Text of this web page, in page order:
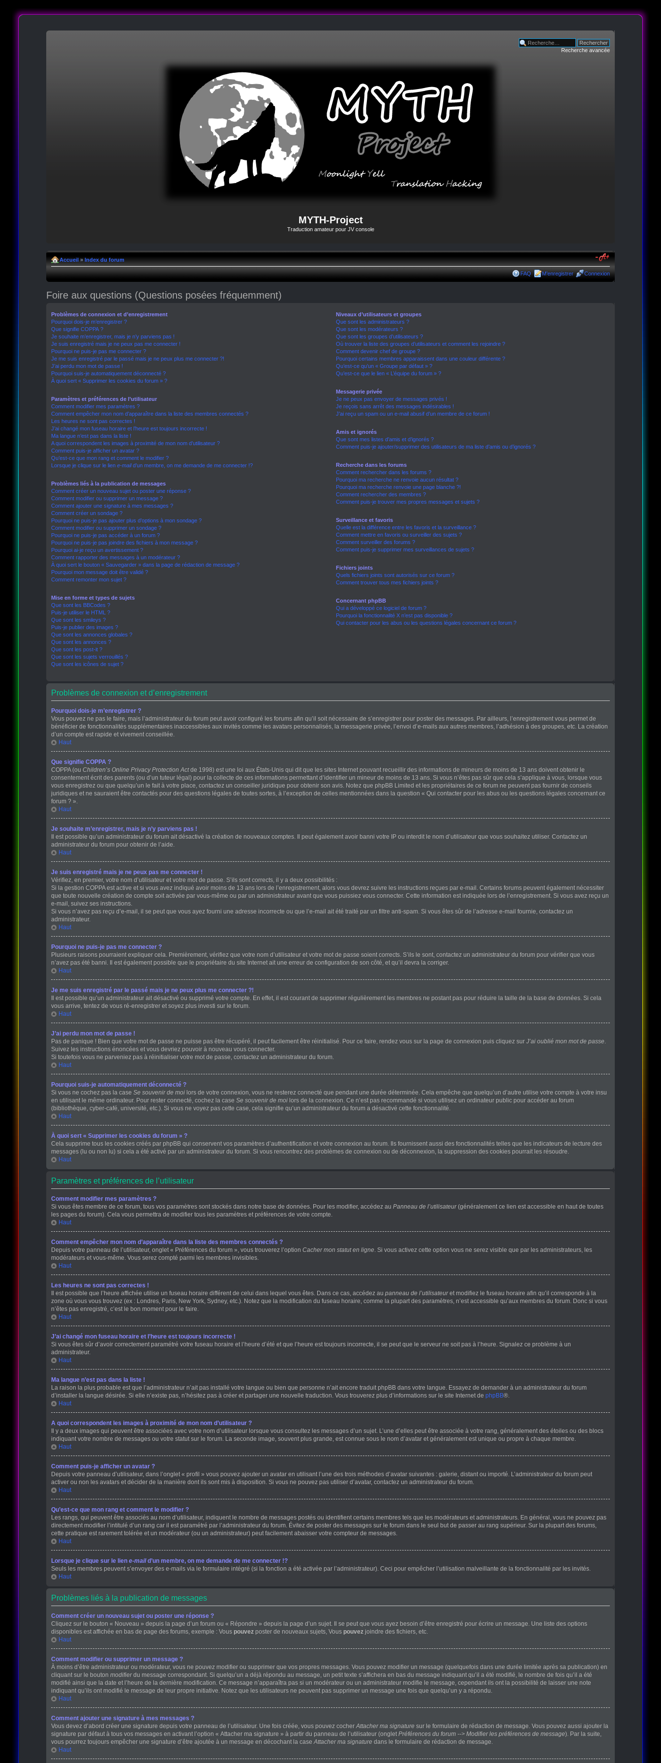
Recherche avancée
MYTH-Project
Traduction amateur pour JV console
Accueil» Index du forum
FAQ M’enregistrer Connexion
Foire aux questions (Questions posées fréquemment)
Problèmes de connexion et d’enregistrement
Pourquoi dois-je m’enregistrer ?
Que signifie COPPA ?
Je souhaite m’enregistrer, mais je n’y parviens pas !
Je suis enregistré mais je ne peux pas me connecter !
Pourquoi ne puis-je pas me connecter ?
Je me suis enregistré par le passé mais je ne peux plus me connecter ?!
J’ai perdu mon mot de passe !
Pourquoi suis-je automatiquement déconnecté ?
À quoi sert « Supprimer les cookies du forum » ?
Paramètres et préférences de l’utilisateur
Comment modifier mes paramètres ?
Comment empêcher mon nom d’apparaître dans la liste des membres connectés ?
Les heures ne sont pas correctes !
J’ai changé mon fuseau horaire et l’heure est toujours incorrecte !
Ma langue n’est pas dans la liste !
A quoi correspondent les images à proximité de mon nom d’utilisateur ?
Comment puis-je afficher un avatar ?
Qu’est-ce que mon rang et comment le modifier ?
Lorsque je clique sur le lien e-maild’un membre, on me demande de me connecter !?
Problèmes liés à la publication de messages
Comment créer un nouveau sujet ou poster une réponse ?
Comment modifier ou supprimer un message ?
Comment ajouter une signature à mes messages ?
Comment créer un sondage ?
Pourquoi ne puis-je pas ajouter plus d’options à mon sondage ?
Comment modifier ou supprimer un sondage ?
Pourquoi ne puis-je pas accéder à un forum ?
Pourquoi ne puis-je pas joindre des fichiers à mon message ?
Pourquoi ai-je reçu un avertissement ?
Comment rapporter des messages à un modérateur ?
À quoi sert le bouton « Sauvegarder » dans la page de rédaction de message ?
Pourquoi mon message doit être validé ?
Comment remonter mon sujet ?
Mise en forme et types de sujets
Que sont les BBCodes ?
Puis-je utiliser le HTML ?
Que sont les smileys ?
Puis-je publier des images ?
Que sont les annonces globales ?
Que sont les annonces ?
Que sont les post-it ?
Que sont les sujets verrouillés ?
Que sont les icônes de sujet ?
Niveaux d’utilisateurs et groupes
Que sont les administrateurs ?
Que sont les modérateurs ?
Que sont les groupes d’utilisateurs ?
Où trouver la liste des groupes d’utilisateurs et comment les rejoindre ?
Comment devenir chef de groupe ?
Pourquoi certains membres apparaissent dans une couleur différente ?
Qu’est-ce qu’un « Groupe par défaut » ?
Qu’est-ce que le lien « L’équipe du forum » ?
Messagerie privée
Je ne peux pas envoyer de messages privés !
Je reçois sans arrêt des messages indésirables !
J’ai reçu un spam ou un e-mail abusif d’un membre de ce forum !
Amis et ignorés
Que sont mes listes d’amis et d’ignorés ?
Comment puis-je ajouter/supprimer des utilisateurs de ma liste d’amis ou d’ignorés ?
Recherche dans les forums
Comment rechercher dans les forums ?
Pourquoi ma recherche ne renvoie aucun résultat ?
Pourquoi ma recherche renvoie une page blanche ?!
Comment rechercher des membres ?
Comment puis-je trouver mes propres messages et sujets ?
Surveillance et favoris
Quelle est la différence entre les favoris et la surveillance ?
Comment mettre en favoris ou surveiller des sujets ?
Comment surveiller des forums ?
Comment puis-je supprimer mes surveillances de sujets ?
Fichiers joints
Quels fichiers joints sont autorisés sur ce forum ?
Comment trouver tous mes fichiers joints ?
Concernant phpBB
Qui a développé ce logiciel de forum ?
Pourquoi la fonctionnalité X n’est pas disponible ?
Qui contacter pour les abus ou les questions légales concernant ce forum ?
Problèmes de connexion et d’enregistrement
Pourquoi dois-je m’enregistrer ?
Vous pouvez ne pas le faire, mais l’administrateur du forum peut avoir configuré les forums afin qu’il soit nécessaire de s’enregistrer pour poster des messages. Par ailleurs, l’enregistrement vous permet de
bénéficier de fonctionnalités supplémentaires inaccessibles aux invités comme les avatars personnalisés, la messagerie privée, l’envoi d’e-mails aux autres membres, l’adhésion à des groupes, etc. La création
d’un compte est rapide et vivement conseillée.
Haut
Que signifie COPPA ?
COPPA (ou Children’s Online Privacy Protection Actde 1998) est une loi aux États-Unis qui dit que les sites Internet pouvant recueillir des informations de mineurs de moins de 13 ans doivent obtenir le
consentement écrit des parents (ou d’un tuteur légal) pour la collecte de ces informations permettant d’identifier un mineur de moins de 13 ans. Si vous n’êtes pas sûr que cela s’applique à vous, lorsque vous
vous enregistrez ou que quelqu’un le fait à votre place, contactez un conseiller juridique pour obtenir son avis. Notez que phpBB Limited et les propriétaires de ce forum ne peuvent pas fournir de conseils
juridiques et ne sauraient être contactés pour des questions légales de toutes sortes, à l’exception de celles mentionnées dans la question « Qui contacter pour les abus ou les questions légales concernant ce
forum ? ».
Haut
Je souhaite m’enregistrer, mais je n’y parviens pas !
Il est possible qu’un administrateur du forum ait désactivé la création de nouveaux comptes. Il peut également avoir banni votre IP ou interdit le nom d’utilisateur que vous souhaitez utiliser. Contactez un
administrateur du forum pour obtenir de l’aide.
Haut
Je suis enregistré mais je ne peux pas me connecter !
Vérifiez, en premier, votre nom d’utilisateur et votre mot de passe. S’ils sont corrects, il y a deux possibilités :
Si la gestion COPPA est active et si vous avez indiqué avoir moins de 13 ans lors de l’enregistrement, alors vous devrez suivre les instructions reçues par e-mail. Certains forums peuvent également nécessiter
que toute nouvelle création de compte soit activée par vous-même ou par un administrateur avant que vous puissiez vous connecter. Cette information est indiquée lors de l’enregistrement. Si vous avez reçu un
e-mail, suivez ses instructions.
Si vous n’avez pas reçu d’e-mail, il se peut que vous ayez fourni une adresse incorrecte ou que l’e-mail ait été traité par un filtre anti-spam. Si vous êtes sûr de l’adresse e-mail fournie, contactez un
administrateur.
Haut
Pourquoi ne puis-je pas me connecter ?
Plusieurs raisons pourraient expliquer cela. Premièrement, vérifiez que votre nom d’utilisateur et votre mot de passe soient corrects. S’ils le sont, contactez un administrateur du forum pour vérifier que vous
n’avez pas été banni. Il est également possible que le propriétaire du site Internet ait une erreur de configuration de son côté, et qu’il devra la corriger.
Haut
Je me suis enregistré par le passé mais je ne peux plus me connecter ?!
Il est possible qu’un administrateur ait désactivé ou supprimé votre compte. En effet, il est courant de supprimer régulièrement les membres ne postant pas pour réduire la taille de la base de données. Si cela
vous arrive, tentez de vous ré-enregistrer et soyez plus investi sur le forum.
Haut
J’ai perdu mon mot de passe !
Pas de panique ! Bien que votre mot de passe ne puisse pas être récupéré, il peut facilement être réinitialisé. Pour ce faire, rendez vous sur la page de connexion puis cliquez sur J’ai oublié mon mot de passe
Suivez les instructions énoncées et vous devriez pouvoir à nouveau vous connecter.
Si toutefois vous ne parveniez pas à réinitialiser votre mot de passe, contactez un administrateur du forum.
Haut
Pourquoi suis-je automatiquement déconnecté ?
Si vous ne cochez pas la case Se souvenir de moilors de votre connexion, vous ne resterez connecté que pendant une durée déterminée. Cela empêche que quelqu’un d’autre utilise votre compte à votre insu
en utilisant le même ordinateur. Pour rester connecté, cochez la case Se souvenir de moilors de la connexion. Ce n’est pas recommandé si vous utilisez un ordinateur public pour accéder au forum
(bibliothèque, cyber-café, université, etc.). Si vous ne voyez pas cette case, cela signifie qu’un administrateur du forum a désactivé cette fonctionnalité.
Haut
À quoi sert « Supprimer les cookies du forum » ?
Cela supprime tous les cookies créés par phpBB qui conservent vos paramètres d’authentification et votre connexion au forum. Ils fournissent aussi des fonctionnalités telles que les indicateurs de lecture des
messages (lu ou non lu) si cela a été activé par un administrateur du forum. Si vous rencontrez des problèmes de connexion ou de déconnexion, la suppression des cookies pourrait les résoudre.
Haut
Paramètres et préférences de l’utilisateur
Comment modifier mes paramètres ?
Si vous êtes membre de ce forum, tous vos paramètres sont stockés dans notre base de données. Pour les modifier, accédez au Panneau de l’utilisateur(généralement ce lien est accessible en haut de toutes
les pages du forum). Cela vous permettra de modifier tous les paramètres et préférences de votre compte.
Haut
Comment empêcher mon nom d’apparaître dans la liste des membres connectés ?
Depuis votre panneau de l’utilisateur, onglet « Préférences du forum », vous trouverez l’option Cacher mon statut en ligne. Si vous activez cette option vous ne serez visible que par les administrateurs, les
modérateurs et vous-même. Vous serez compté parmi les membres invisibles.
Haut
Les heures ne sont pas correctes !
Il est possible que l’heure affichée utilise un fuseau horaire différent de celui dans lequel vous êtes. Dans ce cas, accédez au panneau de l’utilisateuret modifiez le fuseau horaire afin qu’il corresponde à la
zone où vous vous trouvez (ex : Londres, Paris, New York, Sydney, etc.). Notez que la modification du fuseau horaire, comme la plupart des paramètres, n’est accessible qu’aux membres du forum. Donc si vous
n’êtes pas enregistré, c’est le bon moment pour le faire.
Haut
J’ai changé mon fuseau horaire et l’heure est toujours incorrecte !
Si vous êtes sûr d’avoir correctement paramétré votre fuseau horaire et l’heure d’été et que l’heure est toujours incorrecte, il se peut que le serveur ne soit pas à l’heure. Signalez ce problème à un
administrateur.
Haut
Ma langue n’est pas dans la liste !
La raison la plus probable est que l’administrateur n’ait pas installé votre langue ou bien que personne n’ait encore traduit phpBB dans votre langue. Essayez de demander à un administrateur du forum
d’installer la langue désirée. Si elle n’existe pas, n’hésitez pas à créer et partager une nouvelle traduction. Vous trouverez plus d’informations sur le site Internet de phpBB®.
Haut
A quoi correspondent les images à proximité de mon nom d’utilisateur ?
Il y a deux images qui peuvent être associées avec votre nom d’utilisateur lorsque vous consultez les messages d’un sujet. L’une d’elles peut être associée à votre rang, généralement des étoiles ou des blocs
indiquant votre nombre de messages ou votre statut sur le forum. La seconde image, souvent plus grande, est connue sous le nom d’avatar et généralement est unique ou propre à chaque membre.
Haut
Comment puis-je afficher un avatar ?
Depuis votre panneau d’utilisateur, dans l’onglet « profil » vous pouvez ajouter un avatar en utilisant l’une des trois méthodes d’avatar suivantes : galerie, distant ou importé. L’administrateur du forum peut
activer ou non les avatars et décider de la manière dont ils sont mis à disposition. Si vous ne pouvez pas utiliser d’avatar, contactez un administrateur du forum.
Haut
Qu’est-ce que mon rang et comment le modifier ?
Les rangs, qui peuvent être associés au nom d’utilisateur, indiquent le nombre de messages postés ou identifient certains membres tels que les modérateurs et administrateurs. En général, vous ne pouvez pas
directement modifier l’intitulé d’un rang car il est paramétré par l’administrateur du forum. Évitez de poster des messages sur le forum dans le seul but de passer au rang supérieur. Sur la plupart des forums,
cette pratique est rarement tolérée et un modérateur (ou un administrateur) peut facilement abaisser votre compteur de messages.
Haut
Lorsque je clique sur le lien e-maild’un membre, on me demande de me connecter !?
Seuls les membres peuvent s’envoyer des e-mails via le formulaire intégré (si la fonction a été activée par l’administrateur). Ceci pour empêcher l’utilisation malveillante de la fonctionnalité par les invités.
Haut
Problèmes liés à la publication de messages
Comment créer un nouveau sujet ou poster une réponse ?
Cliquez sur le bouton « Nouveau » depuis la page d’un forum ou « Répondre » depuis la page d’un sujet. Il se peut que vous ayez besoin d’être enregistré pour écrire un message. Une liste des options
disponibles est affichée en bas de page des forums, exemple : Vous pouvezposter de nouveaux sujets, Vous pouvezjoindre des fichiers, etc.
Haut
Comment modifier ou supprimer un message ?
À moins d’être administrateur ou modérateur, vous ne pouvez modifier ou supprimer que vos propres messages. Vous pouvez modifier un message (quelquefois dans une durée limitée après sa publication) en
cliquant sur le bouton modifierdu message correspondant. Si quelqu’un a déjà répondu au message, un petit texte s’affichera en bas du message indiquant qu’il a été modifié, le nombre de fois qu’il a été
modifié ainsi que la date et l’heure de la dernière modification. Ce message n’apparaîtra pas si un modérateur ou un administrateur modifie le message, cependant ils ont la possibilité de laisser une note
indiquant qu’ils ont modifié le message de leur propre initiative. Notez que les utilisateurs ne peuvent pas supprimer un message une fois que quelqu’un y a répondu.
Haut
Comment ajouter une signature à mes messages ?
Vous devez d’abord créer une signature depuis votre panneau de l’utilisateur. Une fois créée, vous pouvez cocher Attacher ma signature sur le formulaire de rédaction de message. Vous pouvez aussi ajouter la
signature par défaut à tous vos messages en activant l’option « Attacher ma signature » à partir du panneau de l’utilisateur (onglet Préférences du forum --> Modifier les préférences de message). Par la suite,
vous pourrez toujours empêcher une signature d’être ajoutée à un message en décochant la case Attacher ma signature dans le formulaire de rédaction de message.
Haut